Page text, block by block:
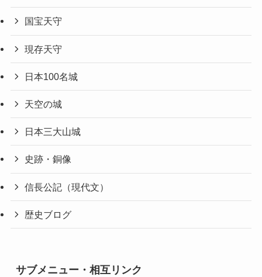
国宝天守
現存天守
日本100名城
天空の城
日本三大山城
史跡・銅像
信長公記（現代文）
歴史ブログ
サブメニュー・相互リンク